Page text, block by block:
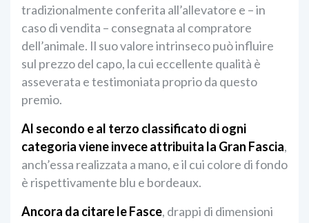
tradizionalmente conferita all’allevatore e – in
caso di vendita – consegnata al compratore
dell’animale. Il suo valore intrinseco può influire
sul prezzo del capo, la cui eccellente qualità è
asseverata e testimoniata proprio da questo
premio.
Al secondo e al terzo classificato di ogni
categoria viene invece attribuita la Gran Fascia,
anch’essa realizzata a mano, e il cui colore di fondo
è rispettivamente blu e bordeaux.
Ancora da citare le Fasce, drappi di dimensioni